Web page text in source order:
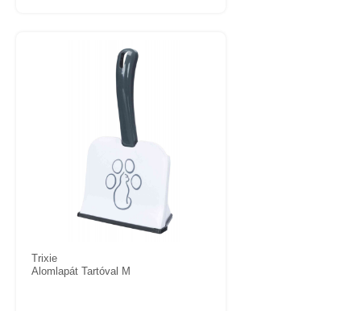
Trixie
Alomlapát Tartóval M